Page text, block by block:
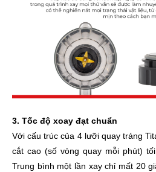
3. Tốc độ xoay đạt chuẩn
Với cấu trúc của 4 lưỡi quay tráng
cắt cao (số vòng quay mỗi phút)
Trung bình một lần xay chỉ mất 20